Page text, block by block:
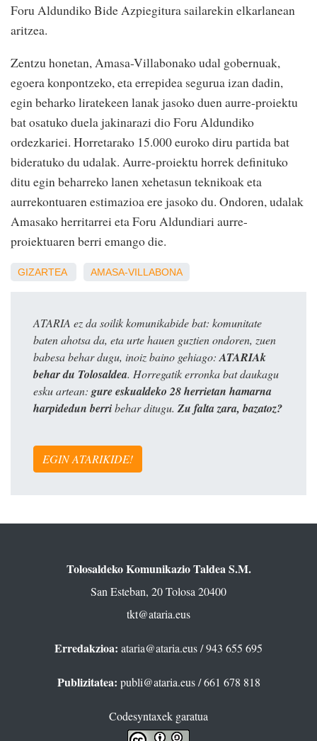
Foru Aldundiko Bide Azpiegitura sailarekin elkarlanean
aritzea.
Zentzu honetan, Amasa-Villabonako udal gobernuak,
egoera konpontzeko, eta errepidea segurua izan dadin,
egin beharko liratekeen lanak jasoko duen aurre-proiektu
bat osatuko duela jakinarazi dio Foru Aldundiko
ordezkariei. Horretarako 15.000 euroko diru partida bat
bideratuko du udalak. Aurre-proiektu horrek definituko
ditu egin beharreko lanen xehetasun teknikoak eta
aurrekontuaren estimazioa ere jasoko du. Ondoren, udalak
Amasako herritarrei eta Foru Aldundiari aurre-
proiektuaren berri emango die.
GIZARTEA AMASA-VILLABONA
ATARIA ez da soilik komunikabide bat: komunitate
baten ahotsa da, eta urte hauen guztien ondoren, zuen
babesa behar dugu, inoiz baino gehiago: ATARIAk
behar du Tolosaldea. Horregatik erronka bat daukagu
esku artean: gure eskualdeko 28 herrietan hamarna
harpidedun berribehar ditugu. Zu falta zara, bazatoz?
EGIN ATARIKIDE!
Tolosaldeko Komunikazio Taldea S.M.
San Esteban, 20 Tolosa 20400
tkt@ataria.eus
Erredakzioa: ataria@ataria.eus/ 943 655 695
Publizitatea: publi@ataria.eus/ 661 678 818
Codesyntaxek garatua